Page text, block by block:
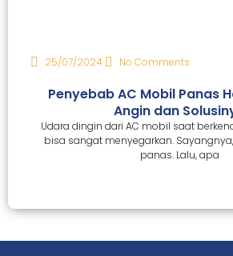
25/07/2024 No Comments
Penyebab AC Mobil Panas
Angin dan
Udara dingin dari AC mobil saat
bisa sangat menyegarkan.
panas. Lalu, apa